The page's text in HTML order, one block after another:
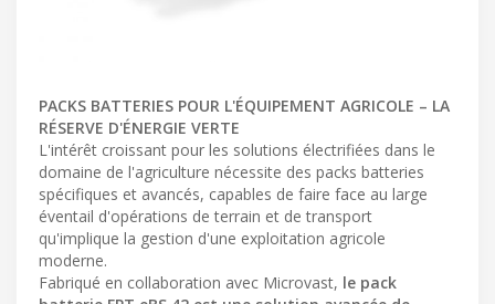
PACKS BATTERIES POUR L'ÉQUIPEMENT AGRICOLE – LA
RÉSERVE D'ÉNERGIE VERTE
L'intérêt croissant pour les solutions électrifiées dans le
domaine de l'agriculture nécessite des packs batteries
spécifiques et avancés, capables de faire face au large
éventail d'opérations de terrain et de transport
qu'implique la gestion d'une exploitation agricole
moderne.
Fabriqué en collaboration avec Microvast, le pack